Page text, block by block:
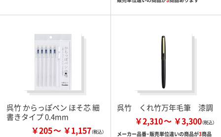
呉竹 からっぽペン ほそ芯 細
書きタイプ 0.4mm
￥205 ￥1,157
呉竹 くれ竹万年毛筆 漆調
￥2,310 ￥3,300
メーカー品番・販売単位違いの商品が3商品